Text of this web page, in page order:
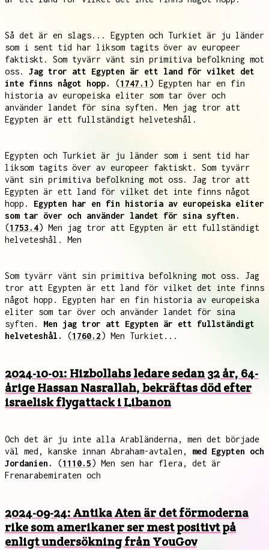
Så det är en slags... Egypten och Turkiet är ju länder
som i sent tid har liksom tagits över av europeer
faktiskt. Som tyvärr vänt sin primitiva befolkning mot
oss. Jag tror att Egypten är ett land för vilket det
inte finns något hopp.
(1747.1 ) Egypten har en fin
historia av europeiska eliter som tar över och
använder landet för sina syften. Men jag tror att
Egypten är ett fullständigt helveteshål.
Egypten och Turkiet är ju länder som i sent tid har
liksom tagits över av europeer faktiskt. Som tyvärr
vänt sin primitiva befolkning mot oss. Jag tror att
Egypten är ett land för vilket det inte finns något
hopp. Egypten har en fin historia av europeiska eliter
som tar över och använder landet för sina syften.
(1753.4) Men jag tror att Egypten är ett fullständigt
helveteshål. Men
Som tyvärr vänt sin primitiva befolkning mot oss. Jag
tror att Egypten är ett land för vilket det inte finns
något hopp. Egypten har en fin historia av europeiska
eliter som tar över och använder landet för sina
syften. Men jag tror att Egypten är ett fullständigt
helveteshål.
(1760.2) Men Turkiet...
2024-10-01: ​​Hizbollahs ledare sedan 32 år, 64-
årige Hassan Nasrallah, bekräftas död efter
israelisk flygattack i Libanon
Och det är ju inte alla Arabländerna, men det började
väl med, kanske innan Abraham-avtalen, med Egypten och
Jordanien.
(1110.5) Men sen har flera, det är
Frenarabemiraten och
2024-09-24: Antika Aten är det förmoderna
rike som amerikaner ser mest positivt på
enligt undersökning från YouGov